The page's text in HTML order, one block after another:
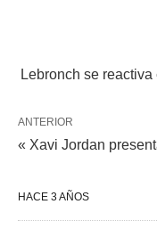
Lebronch se
ANTERIOR
« Xavi Jordan
HACE 3 AÑOS